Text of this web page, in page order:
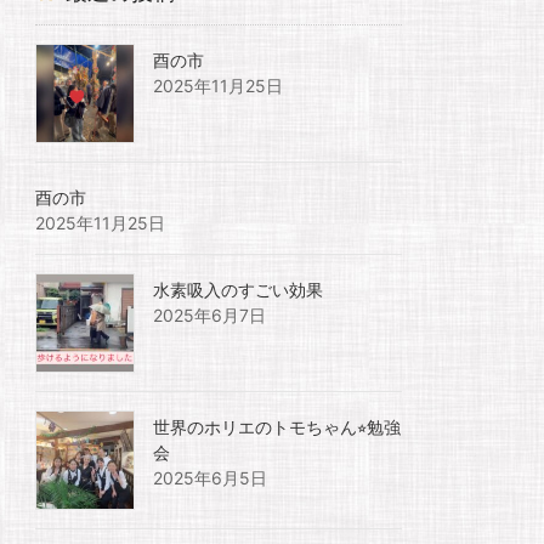
酉の市
2025年11月25日
酉の市
2025年11月25日
水素吸入のすごい効果
2025年6月7日
世界のホリエのトモちゃん⭐︎勉強
会
2025年6月5日